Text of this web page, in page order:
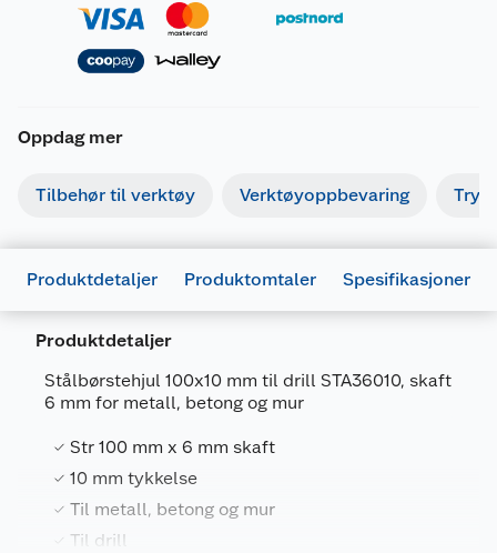
Oppdag mer
Tilbehør til verktøy Verktøyoppbevaring
Produktdetaljer Produktomtaler Spesifikasjoner
Produktdetaljer
Stålbørstehjul 100x10 mm til drill STA36010, skaft
6 mm for metall, betong og mur
Str 100 mm x 6 mm skaft
10 mm tykkelse
Til metall, betong og mur
Til drill
Generelt
Artikkelnummer
Leverandørens artikkelnummer